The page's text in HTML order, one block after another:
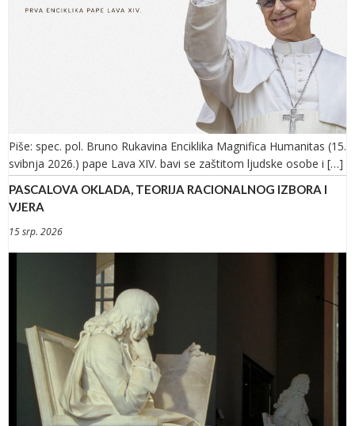
Piše: spec. pol. Bruno Rukavina Enciklika Magnifica Humanitas (15.
svibnja 2026.) pape Lava XIV. bavi se zaštitom ljudske osobe i […]
PASCALOVA OKLADA, TEORIJA RACIONALNOG IZBORA I
VJERA
15 srp. 2026